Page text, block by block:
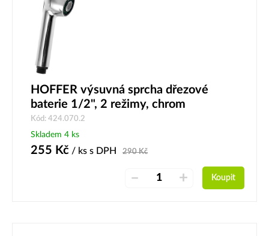
HOFFER výsuvná sprcha dřezové
baterie 1/2", 2 režimy, chrom
Kód: 424.070.2
Skladem 4 ks
255 Kč / ks s DPH 290Kč
– + Koupit